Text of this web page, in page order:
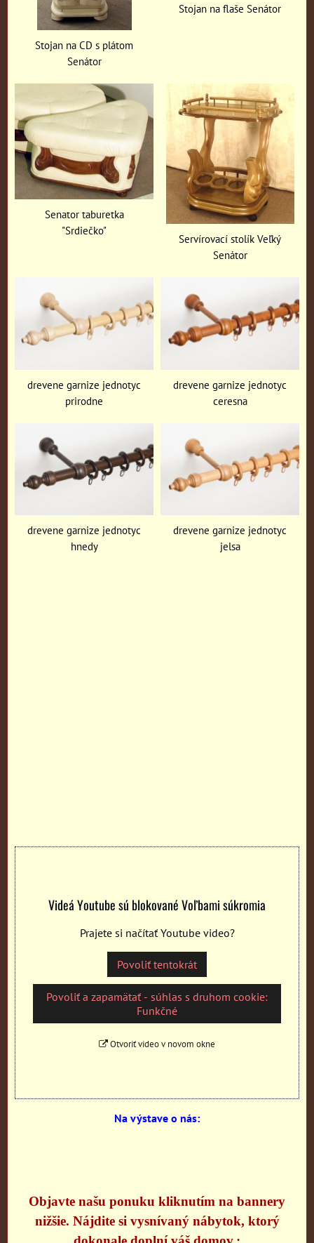
Stojan na CD s plátom
Senátor
Stojan na flaše Senátor
Senator taburetka
"Srdiečko"
Servírovací stolík Veľký
Senátor
drevene garnize jednotyc
prirodne
drevene garnize jednotyc
ceresna
drevene garnize jednotyc
hnedy
drevene garnize jednotyc
jelsa
Videá Youtube sú blokované Voľbami súkromia
Prajete si načítať Youtube video?
Povoliť tentokrát
Povoliť a zapamätať - súhlas s druhom cookie:
Funkčné
Otvoriť video v novom okne
Na výstave o nás:
Objavte našu ponuku kliknutím na bannery
nižšie. Nájdite si vysnívaný nábytok, ktorý